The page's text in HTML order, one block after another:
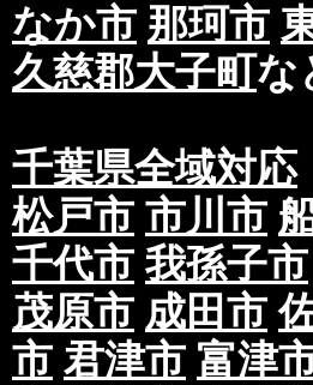
なか市 那珂市
久慈郡大子町な
千葉県全域対応
松戸市 市川市
千代市 我孫子市
茂原市 成田市
市 君津市 富津